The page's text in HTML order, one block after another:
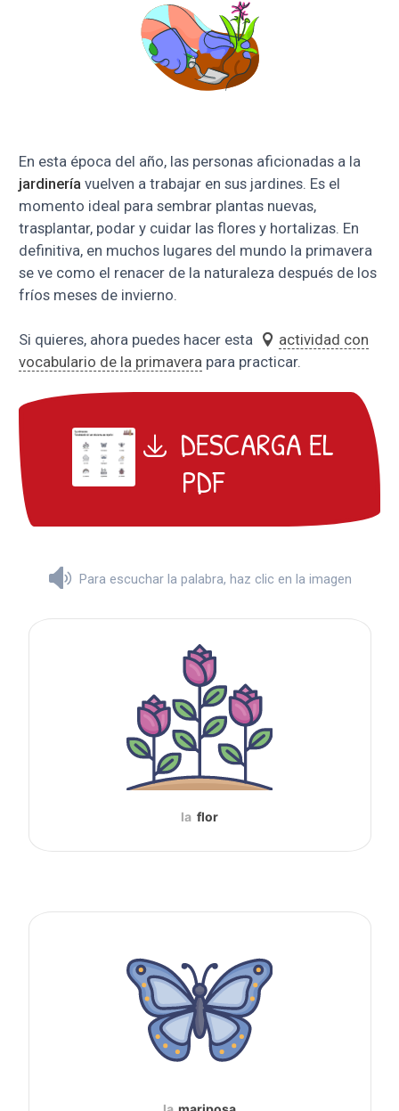
En esta época del año, las personas aficionadas a la
jardinería vuelven a trabajar en sus jardines. Es el
momento ideal para sembrar plantas nuevas,
trasplantar, podar y cuidar las flores y hortalizas. En
definitiva, en muchos lugares del mundo la primavera
se ve como el renacer de la naturaleza después de los
fríos meses de invierno.
Si quieres, ahora puedes hacer esta
actividad con
vocabulario de la primavera para practicar.
DESCARGA EL
PDF
Para escuchar la palabra, haz clic en la imagen
la flor